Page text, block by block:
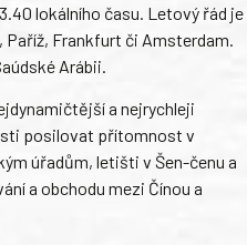
lokálního času. Letový řád je
Paříž, Frankfurt či Amsterdam.
Arábii.
a nejrychleji
posilovat přítomnost v
úřadům, letišti v Šen-čenu a
a obchodu mezi Čínou a